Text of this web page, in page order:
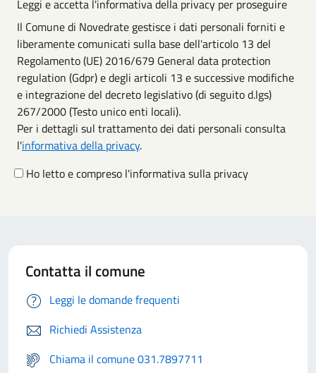
Leggi e accetta l'informativa della privacy per proseguire
Il Comune di Novedrate gestisce i dati personali forniti e
liberamente comunicati sulla base dell'articolo 13 del
Regolamento (UE) 2016/679 General data protection
regulation (Gdpr) e degli articoli 13 e successive modifiche
e integrazione del decreto legislativo (di seguito d.lgs)
267/2000 (Testo unico enti locali).
Per i dettagli sul trattamento dei dati personali consulta
l'informativa della privacy.
Ho letto e compreso l'informativa sulla privacy
Contatta il comune
Leggi le domande frequenti
Richiedi Assistenza
Chiama il comune 031.7897711